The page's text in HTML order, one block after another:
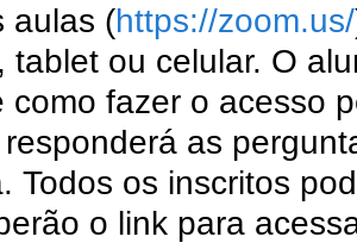
aulas (https://zoom.us/
tablet ou celular. O
como fazer o acesso
as
Todos os inscritos
o link para